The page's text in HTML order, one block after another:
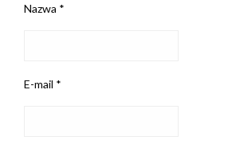
Nazwa *
E-mail *